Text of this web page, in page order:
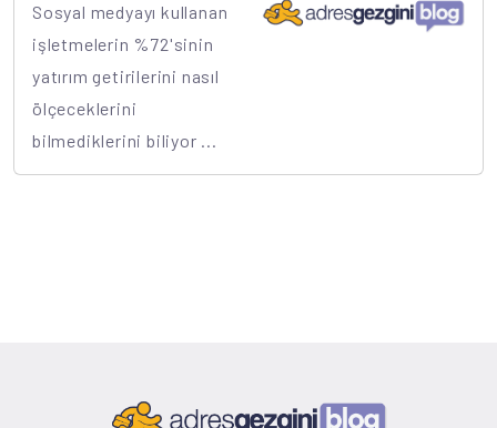
Sosyal medyayı kullanan
işletmelerin %72'sinin
yatırım getirilerini nasıl
ölçeceklerini
bilmediklerini biliyor ...